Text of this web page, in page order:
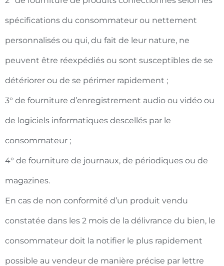
spécifications du consommateur ou nettement
personnalisés ou qui, du fait de leur nature, ne
peuvent être réexpédiés ou sont susceptibles de se
détériorer ou de se périmer rapidement ;
3° de fourniture d’enregistrement audio ou vidéo ou
de logiciels informatiques descellés par le
consommateur ;
4° de fourniture de journaux, de périodiques ou de
magazines.
En cas de non conformité d’un produit vendu
constatée dans les 2 mois de la délivrance du bien, le
consommateur doit la notifier le plus rapidement
possible au vendeur de manière précise par lettre